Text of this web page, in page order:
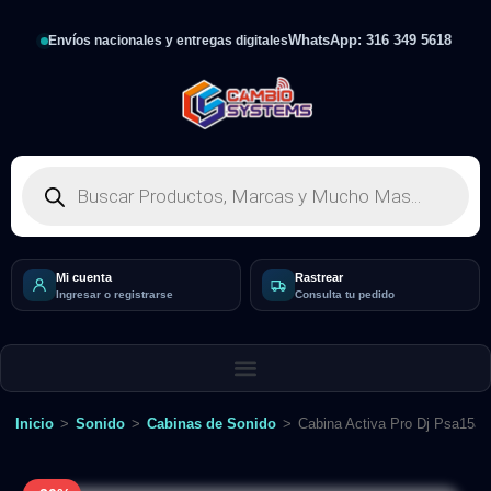
Envíos nacionales y entregas digitalesWhatsApp: 316 349 5618
Mi cuenta
Ingresar o registrarse
Rastrear
Consulta tu pedido
Inicio > Sonido > Cabinas de Sonido > Cabina Activa Pro Dj Psa15a